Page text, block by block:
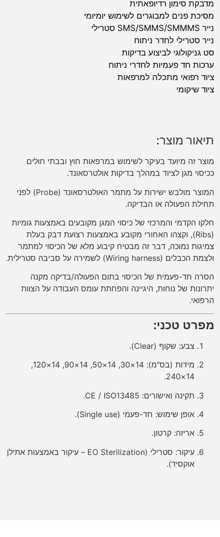
מדבקת סימון רדיופאתית
מסיכת פנים למבוגרים לשימוש יומיומי
נייר SMS/SMMS/SMMMS סטרילי
נייר סטרילי לחדר ניתוח
סט גניקולוגי לביצוע בדיקות
ערכות חד פעמיות לחדרי ניתוח
ציוד רפואי מתכלה למרפאות
ציוד שיקומי
תיאור מוצר:
מוצר זה מיועד בעיקר לשימוש במרפאות חוץ ובבתי חולים
ככיסוי מגן לציוד במהלך בדיקות אולטרסאונד.
המוצר מולבש ישירות על מתמר האולטרסאונד (Probe) לפני
תחילת הפעולה או הבדיקה.
חלקו הקדמי והמרכזי של כיסוי המגן מקובעים באמצעות גומיות
(Ribs), וקצהו האחורי מקובע באמצעות רצועת דבק בעלת
צמיגות נמוכה, דבר זה מבטיח קיבוע מלא של הכיסוי למתמר
ולצמת הכבלים (Wiring harness) לשמירה על סביבה סטרילית.
הסרה חד-פעמית של הכיסוי בתום הפעולה/בדיקה מקנה
יתרונות של נוחות, היגיינה והפחתת עומס העבודה על הצוות
הרפואי.
מפרט טכני:
צבע: שקוף (Clear).
מידות (בס"מ): 14×30, 14×50, 14×90, 14×120,
14×240.
תקינה ואישורים: CE / ISO13485.
אופן שימוש: חד-פעמי (Single use).
אריזה: קרטון.
עיקור: סטרילי (EO Sterilization – עיקור באמצעות אתילן
אוקסיד).